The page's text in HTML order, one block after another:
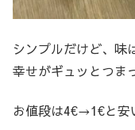
シンプルだけど、味
幸せがギュッとつま
お値段は4€→1€と安